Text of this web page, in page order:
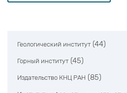
Геологический институт (44)
Горный институт (45)
Издательство КНЦ РАН (85)